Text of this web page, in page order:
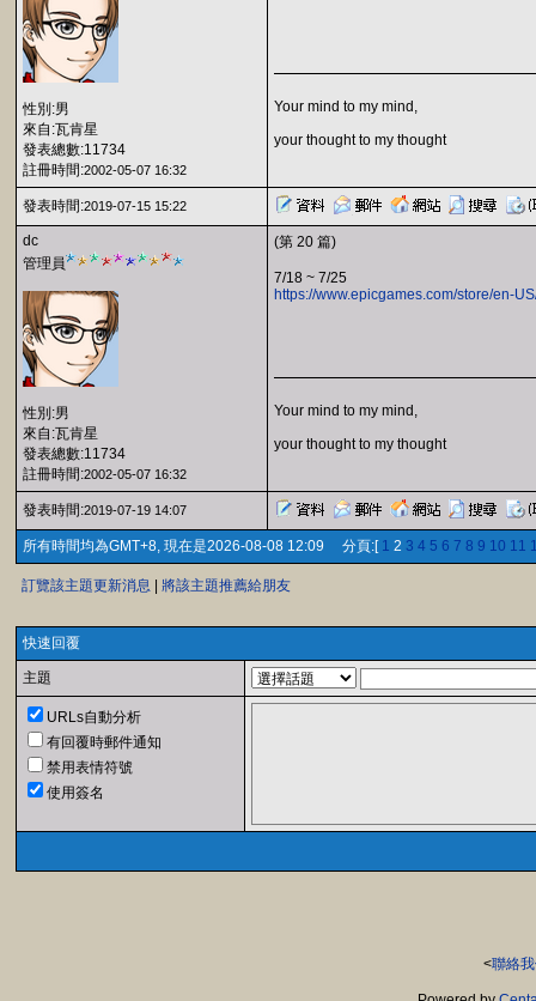
性別:男
來自:瓦肯星
發表總數:11734
註冊時間:2002-05-07 16:32
Your mind to my mind,
your thought to my thought
發表時間:2019-07-15 15:22
dc
管理員
性別:男
來自:瓦肯星
發表總數:11734
註冊時間:2002-05-07 16:32
(第 20 篇)
7/18 ~ 7/25
https://www.epicgames.com/store/en-
Your mind to my mind,
your thought to my thought
發表時間:2019-07-19 14:07
所有時間均為GMT+8, 現在是2026-08-08 12:09 分頁:[ 1 2 3 4 5 6 7 8 9 10 11
訂覽該主題更新消息 將該主題推薦給朋友
快速回覆
主題
URLs自動分析
有回覆時郵件通知
禁用表情符號
使用簽名
<聯絡